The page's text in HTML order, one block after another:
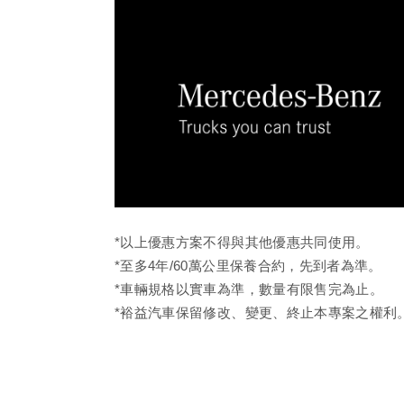
*以上優惠方案不得與其他優惠共同使用。
*至多4年/60萬公里保養合約，先到者為準。
*車輛規格以實車為準，數量有限售完為止。
*裕益汽車保留修改、變更、終止本專案之權利。